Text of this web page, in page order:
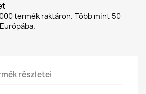
termék raktáron. Több mint 50
részletei